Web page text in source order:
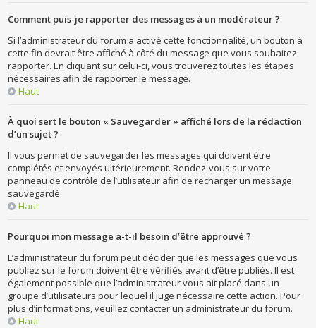
Comment puis-je rapporter des messages à un modérateur ?
Si l’administrateur du forum a activé cette fonctionnalité, un bouton à
cette fin devrait être affiché à côté du message que vous souhaitez
rapporter. En cliquant sur celui-ci, vous trouverez toutes les étapes
nécessaires afin de rapporter le message.
Haut
À quoi sert le bouton « Sauvegarder » affiché lors de la rédaction
d’un sujet ?
Il vous permet de sauvegarder les messages qui doivent être
complétés et envoyés ultérieurement. Rendez-vous sur votre
panneau de contrôle de l’utilisateur afin de recharger un message
sauvegardé.
Haut
Pourquoi mon message a-t-il besoin d’être approuvé ?
L’administrateur du forum peut décider que les messages que vous
publiez sur le forum doivent être vérifiés avant d’être publiés. Il est
également possible que l’administrateur vous ait placé dans un
groupe d’utilisateurs pour lequel il juge nécessaire cette action. Pour
plus d’informations, veuillez contacter un administrateur du forum.
Haut